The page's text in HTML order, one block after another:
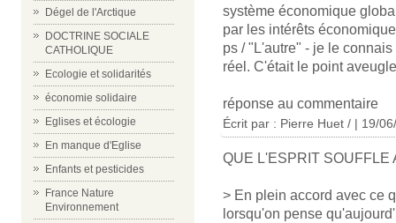
Dégel de l'Arctique
DOCTRINE SOCIALE
CATHOLIQUE
Ecologie et solidarités
économie solidaire
Eglises et écologie
En manque d'Eglise
Enfants et pesticides
France Nature
Environnement
système économique
par les intérêts
ps / "L'autre" - je le
réel. C'était le point
réponse au commentaire
Écrit par : Pierre Huet / | 19/
QUE L'ESPRIT SOUFFLE
> En plein accord avec ce
lorsqu'on pense